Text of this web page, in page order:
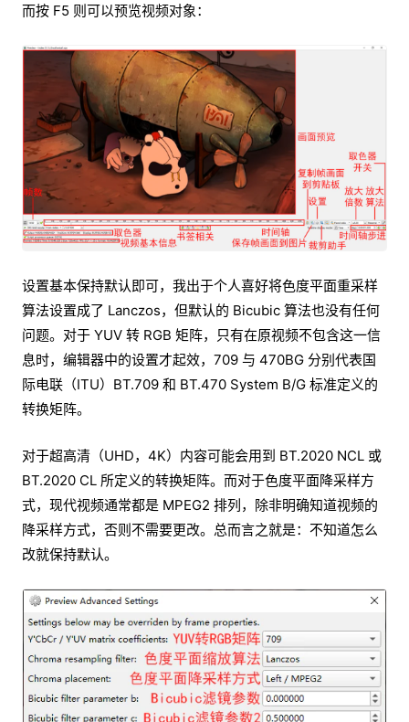
而按 F5 则可以预览视频对象：
设置基本保持默认即可，我出于个人喜好将色度平面重采样
算法设置成了 Lanczos，但默认的 Bicubic 算法也没有任何
问题。对于 YUV 转 RGB 矩阵，只有在原视频不包含这一信
息时，编辑器中的设置才起效，709 与 470BG 分别代表国
际电联（ITU）BT.709 和 BT.470 System B/G 标准定义的
转换矩阵。
对于超高清（UHD，4K）内容可能会用到 BT.2020 NCL 或
BT.2020 CL 所定义的转换矩阵。而对于色度平面降采样方
式，现代视频通常都是 MPEG2 排列，除非明确知道视频的
降采样方式，否则不需要更改。总而言之就是：不知道怎么
改就保持默认。